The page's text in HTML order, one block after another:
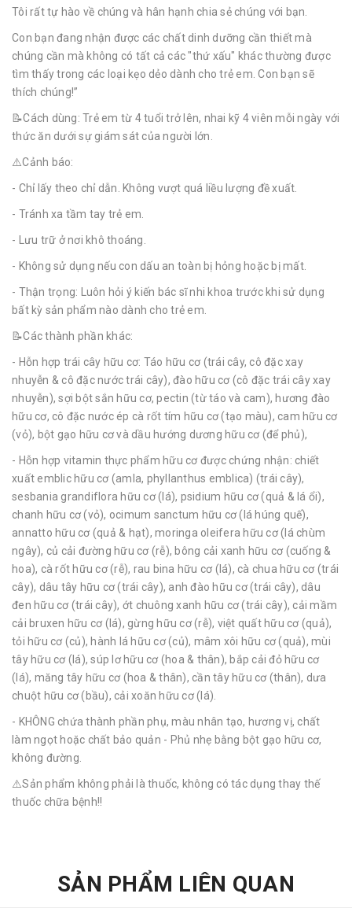
Tôi rất tự hào về chúng và hân hạnh chia sẻ chúng với bạn.
Con bạn đang nhận được các chất dinh dưỡng cần thiết mà
chúng cần mà không có tất cả các "thứ xấu" khác thường được
tìm thấy trong các loại kẹo dẻo dành cho trẻ em. Con bạn sẽ
thích chúng!”
📝Cách dùng: Trẻ em từ 4 tuổi trở lên, nhai kỹ 4 viên mỗi ngày với
thức ăn dưới sự giám sát của người lớn.
⚠️Cảnh báo:
- Chỉ lấy theo chỉ dẫn. Không vượt quá liều lượng đề xuất.
- Tránh xa tầm tay trẻ em.
- Lưu trữ ở nơi khô thoáng.
- Không sử dụng nếu con dấu an toàn bị hỏng hoặc bị mất.
- Thận trọng: Luôn hỏi ý kiến ​​bác sĩ nhi khoa trước khi sử dụng
bất kỳ sản phẩm nào dành cho trẻ em.
📝Các thành phần khác:
- Hỗn hợp trái cây hữu cơ: Táo hữu cơ (trái cây, cô đặc xay
nhuyễn & cô đặc nước trái cây), đào hữu cơ (cô đặc trái cây xay
nhuyễn), sợi bột sắn hữu cơ, pectin (từ táo và cam), hương đào
hữu cơ, cô đặc nước ép cà rốt tím hữu cơ (tạo màu), cam hữu cơ
(vỏ), bột gạo hữu cơ và dầu hướng dương hữu cơ (để phủ),
- Hỗn hợp vitamin thực phẩm hữu cơ được chứng nhận: chiết
xuất emblic hữu cơ (amla, phyllanthus emblica) (trái cây),
sesbania grandiflora hữu cơ (lá), psidium hữu cơ (quả & lá ổi),
chanh hữu cơ (vỏ), ocimum sanctum hữu cơ (lá húng quế),
annatto hữu cơ (quả & hạt), moringa oleifera hữu cơ (lá chùm
ngây), củ cải đường hữu cơ (rễ), bông cải xanh hữu cơ (cuống &
hoa), cà rốt hữu cơ (rễ), rau bina hữu cơ (lá), cà chua hữu cơ (trái
cây), dâu tây hữu cơ (trái cây), anh đào hữu cơ (trái cây), dâu
đen hữu cơ (trái cây), ớt chuông xanh hữu cơ (trái cây), cải mầm
cải bruxen hữu cơ (lá), gừng hữu cơ (rễ), việt quất hữu cơ (quả),
tỏi hữu cơ (củ), hành lá hữu cơ (củ), mâm xôi hữu cơ (quả), mùi
tây hữu cơ (lá), súp lơ hữu cơ (hoa & thân), bắp cải đỏ hữu cơ
(lá), măng tây hữu cơ (hoa & thân), cần tây hữu cơ (thân), dưa
chuột hữu cơ (bầu), cải xoăn hữu cơ (lá).
- KHÔNG chứa thành phần phụ, màu nhân tạo, hương vị, chất
làm ngọt hoặc chất bảo quản - Phủ nhẹ bằng bột gạo hữu cơ,
không đường.
⚠️Sản phẩm không phải là thuốc, không có tác dụng thay thế
thuốc chữa bệnh!!
SẢN PHẨM LIÊN QUAN